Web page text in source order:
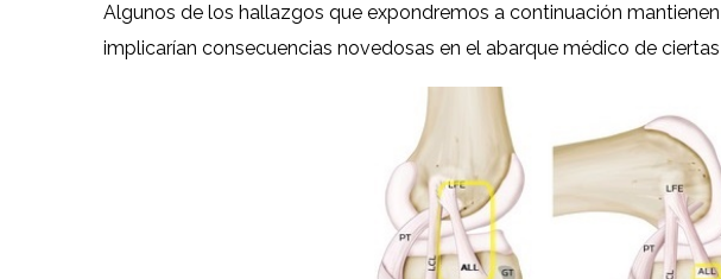
Algunos de los hallazgos que expondremos a continuación
implicarían consecuencias novedosas en el abarque médico de